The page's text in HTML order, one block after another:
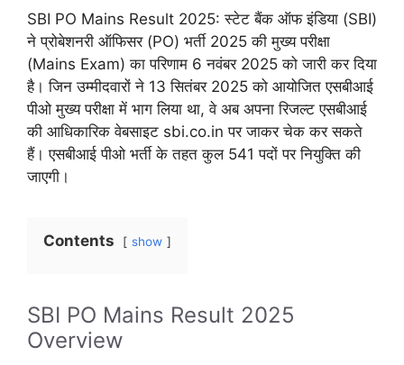
SBI PO Mains Result 2025: स्टेट बैंक ऑफ इंडिया (SBI)
ने प्रोबेशनरी ऑफिसर (PO) भर्ती 2025 की मुख्य परीक्षा
(Mains Exam) का परिणाम 6 नवंबर 2025 को जारी कर दिया
है। जिन उम्मीदवारों ने 13 सितंबर 2025 को आयोजित एसबीआई
पीओ मुख्य परीक्षा में भाग लिया था, वे अब अपना रिजल्ट एसबीआई
की आधिकारिक वेबसाइट sbi.co.in पर जाकर चेक कर सकते
हैं। एसबीआई पीओ भर्ती के तहत कुल 541 पदों पर नियुक्ति की
जाएगी।
Contents show
SBI PO Mains Result 2025
Overview